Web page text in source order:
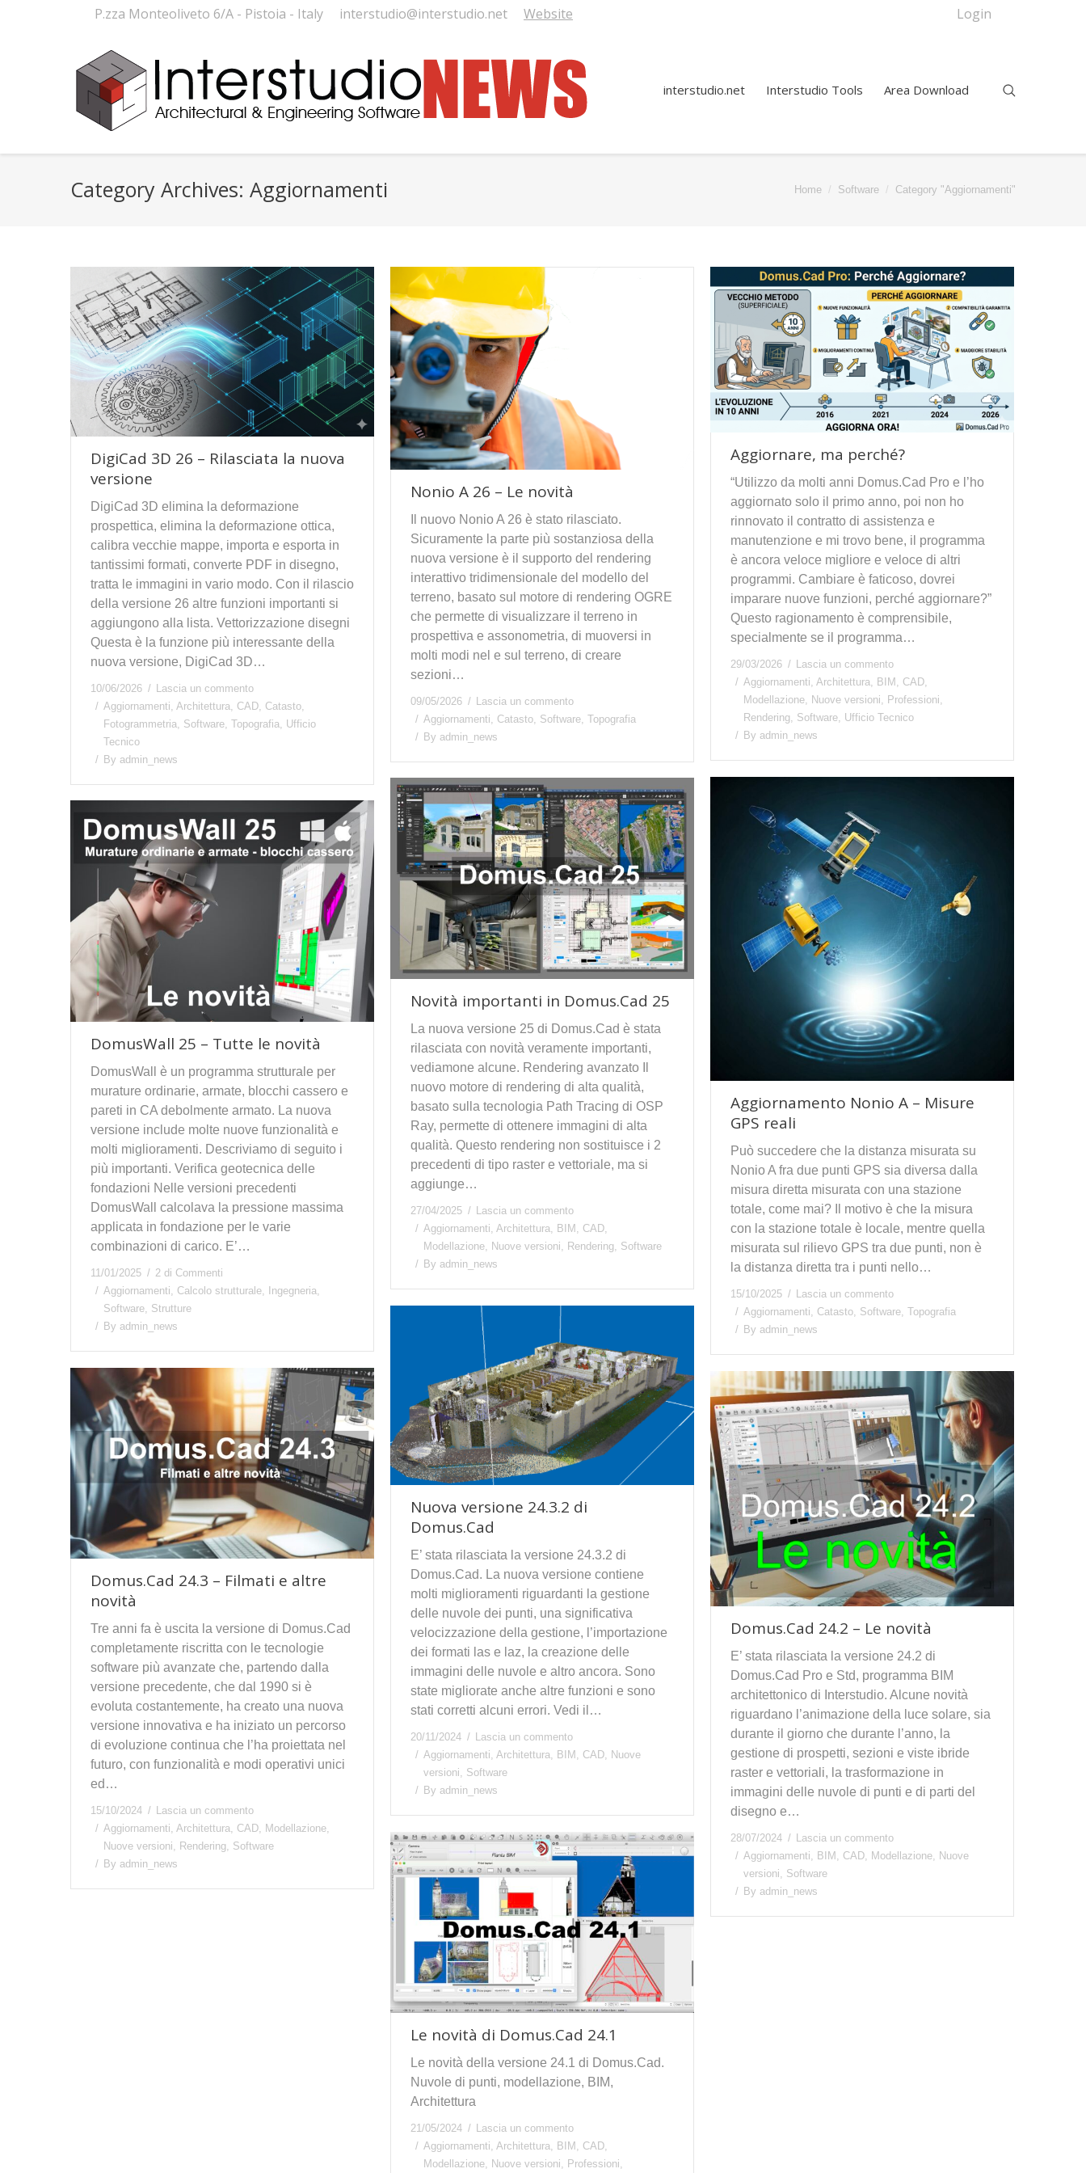
P.zza Monteoliveto 6/A - Pistoia - Italy interstudio@interstudio.net Website Login
interstudio.net Interstudio Tools Area Download
Category Archives: Aggiornamenti Home Software Category "Aggiornamenti"
DigiCad 3D 26 – Rilasciata la nuova
versione
DigiCad 3D elimina la deformazione
prospettica, elimina la deformazione ottica,
calibra vecchie mappe, importa e esporta in
tantissimi formati, converte PDF in disegno,
tratta le immagini in vario modo. Con il rilascio
della versione 26 altre funzioni importanti si
aggiungono alla lista. Vettorizzazione disegni
Questa è la funzione più interessante della
nuova versione, DigiCad 3D…
10/06/2026
Lascia un commento
Aggiornamenti Architettura CAD Catasto
Fotogrammetria
Software Topografia
Ufficio
Tecnico
By admin_news
Nonio A 26 – Le novità
Il nuovo Nonio A 26 è stato rilasciato.
Sicuramente la parte più sostanziosa della
nuova versione è il supporto del rendering
interattivo tridimensionale del modello del
terreno, basato sul motore di rendering OGRE
che permette di visualizzare il terreno in
prospettiva e assonometria, di muoversi in
molti modi nel e sul terreno, di creare
sezioni…
09/05/2026
Lascia un commento
Aggiornamenti
Catasto Software Topografia
By admin_news
Aggiornare, ma perché?
“Utilizzo da molti anni Domus.Cad Pro e l’ho
aggiornato solo il primo anno, poi non ho
rinnovato il contratto di assistenza e
manutenzione e mi trovo bene, il programma
è ancora veloce migliore e veloce di altri
programmi. Cambiare è faticoso, dovrei
imparare nuove funzioni, perché aggiornare?”
Questo ragionamento è comprensibile,
specialmente se il programma…
29/03/2026
Lascia un commento
Aggiornamenti, Architettura, BIM , CAD,
Modellazione, Nuove versioni, Professioni,
Rendering, Software, Ufficio Tecnico
By admin_news
Aggiornamento Nonio A – Misure
GPS reali
Può succedere che la distanza misurata su
Nonio A fra due punti GPS sia diversa dalla
misura diretta misurata con una stazione
totale, come mai? Il motivo è che la misura
con la stazione totale è locale, mentre quella
misurata sul rilievo GPS tra due punti, non è
la distanza diretta tra i punti nello…
15/10/2025
Lascia un commento
Aggiornamenti, Catasto, Software, Topografia
By admin_news
Novità importanti in Domus.Cad 25
La nuova versione 25 di Domus.Cad è stata
rilasciata con novità veramente importanti,
vediamone alcune. Rendering avanzato Il
nuovo motore di rendering di alta qualità,
basato sulla tecnologia Path Tracing di OSP
Ray, permette di ottenere immagini di alta
qualità. Questo rendering non sostituisce i 2
precedenti di tipo raster e vettoriale, ma si
aggiunge…
27/04/2025
Lascia un commento
Aggiornamenti, Architettura, BIM , CAD,
Modellazione, Nuove versioni, Rendering, Software
By admin_news
DomusWall 25 – Tutte le novità
DomusWall è un programma strutturale per
murature ordinarie, armate, blocchi cassero e
pareti in CA debolmente armato. La nuova
versione include molte nuove funzionalità e
molti miglioramenti. Descriviamo di seguito i
più importanti. Verifica geotecnica delle
fondazioni Nelle versioni precedenti
DomusWall calcolava la pressione massima
applicata in fondazione per le varie
combinazioni di carico. E’…
11/01/2025
2 di Commenti
Aggiornamenti
Calcolo strutturale Ingegneria
Software Strutture
By admin_news
Nuova versione 24.3.2 di
Domus.Cad
E’ stata rilasciata la versione 24.3.2 di
Domus.Cad. La nuova versione contiene
molti miglioramenti riguardanti la gestione
delle nuvole dei punti, una significativa
velocizzazione della gestione, l’importazione
dei formati las e laz, la creazione delle
immagini delle nuvole e altro ancora. Sono
state migliorate anche altre funzioni e sono
stati corretti alcuni errori. Vedi il…
20/11/2024
Lascia un commento
Aggiornamenti Architettura BIM CAD
Nuove
versioni
Software
By admin_news
Domus.Cad 24.3 – Filmati e altre
novità
Tre anni fa è uscita la versione di Domus.Cad
completamente riscritta con le tecnologie
software più avanzate che, partendo dalla
versione precedente, che dal 1990 si è
evoluta costantemente, ha creato una nuova
versione innovativa e ha iniziato un percorso
di evoluzione continua che l’ha proiettata nel
futuro, con funzionalità e modi operativi unici
ed…
15/10/2024
Lascia un commento
Aggiornamenti, Architettura, CAD, Modellazione,
Nuove versioni, Rendering, Software
By admin_news
Domus.Cad 24.2 – Le novità
E’ stata rilasciata la versione 24.2 di
Domus.Cad Pro e Std, programma BIM
architettonico di Interstudio. Alcune novità
riguardano l’animazione della luce solare, sia
durante il giorno che durante l’anno, la
gestione di prospetti, sezioni e viste ibride
raster e vettoriali, la trasformazione in
immagini delle nuvole di punti e di parti del
disegno e…
28/07/2024
Lascia un commento
Aggiornamenti
BIM CAD Modellazione Nuove
versioni
Software
By admin_news
Le novità di Domus.Cad 24.1
Le novità della versione 24.1 di Domus.Cad.
Nuvole di punti, modellazione, BIM,
Architettura
21/05/2024
Lascia un commento
Aggiornamenti Architettura BIM CAD
Modellazione
Nuove versioni Professioni